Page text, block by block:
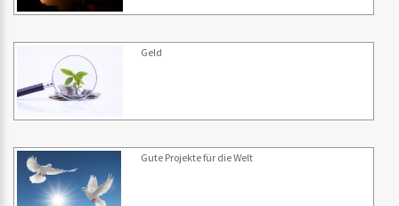
Geld
Gute Projekte für die Welt